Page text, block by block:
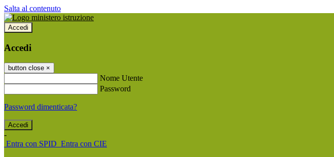
Salta al contenuto
Accedi
Accedi
button close ×
Nome Utente
Password
Password dimenticata?
-
Entra con SPID Entra con CIE